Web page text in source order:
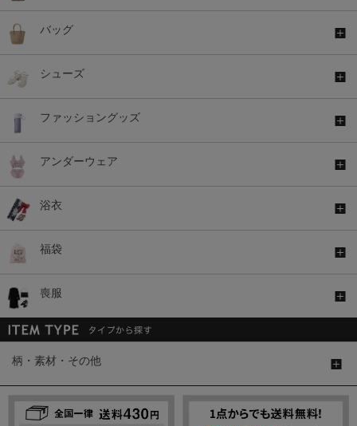
バッグ
シューズ
ファッショングッズ
アンダーウェア
浴衣
福袋
喪服
柄・素材・その他